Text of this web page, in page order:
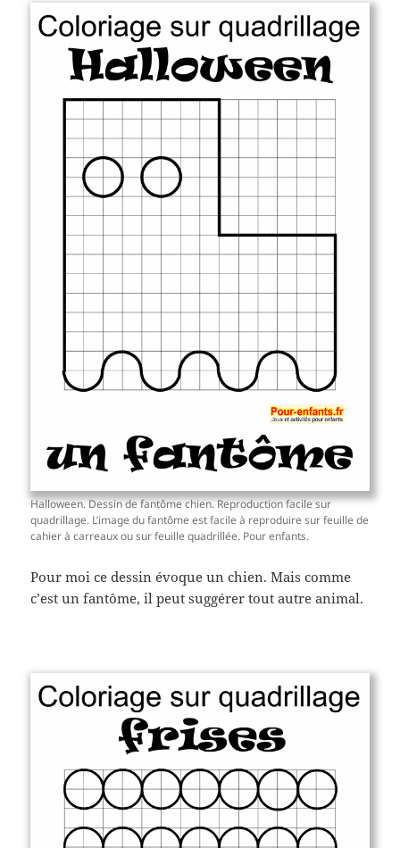
Halloween. Dessin de fantôme chien. Reproduction facile sur
quadrillage. L’image du fantôme est facile à reproduire sur feuille de
cahier à carreaux ou sur feuille quadrillée. Pour enfants.
Pour moi ce dessin évoque un chien. Mais comme
c’est un fantôme, il peut suggérer tout autre animal.